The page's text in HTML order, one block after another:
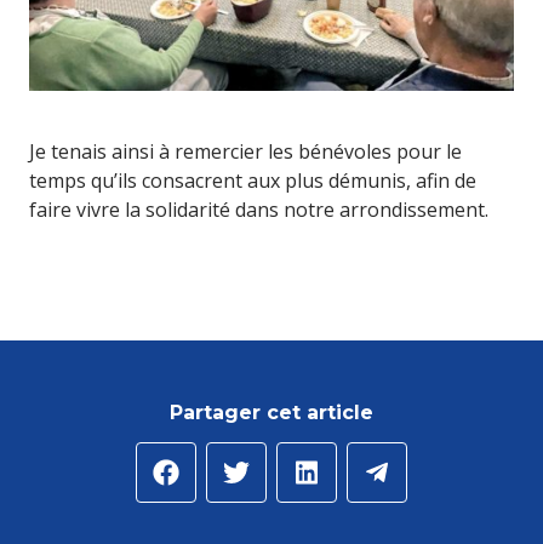
Je tenais ainsi à remercier les bénévoles pour le
temps qu’ils consacrent aux plus démunis, afin de
faire vivre la solidarité dans notre arrondissement.
Partager cet article